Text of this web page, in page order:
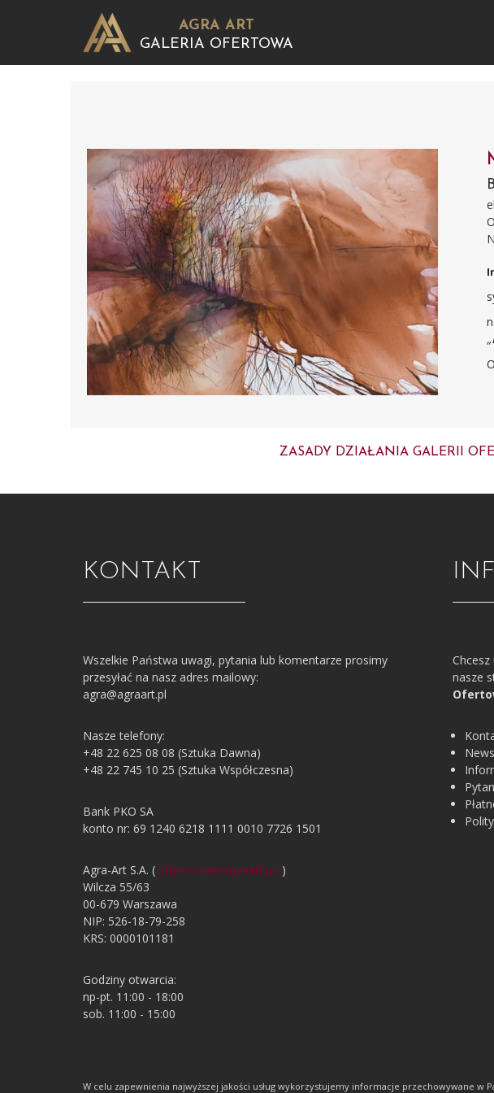
AGRA ART
GALERIA OFERTOWA
ZASADY DZIAŁANIA GALERII
nasze
KONTAKT
Wszelkie Państwa uwagi, pytania lub komentarze prosimy
przesyłać na nasz adres mailowy:
agra@agraart.pl
Nasze telefony:
+48 22 625 08 08 (Sztuka Dawna)
+48 22 745 10 25 (Sztuka Współczesna)
Bank PKO SA
konto nr: 69 1240 6218 1111 0010 7726 1501
Agra-Art S.A. ( https://www.agraart.pl/ )
Wilcza 55/63
00-679 Warszawa
NIP: 526-18-79-258
KRS: 0000101181
Godziny otwarcia:
np-pt. 11:00 - 18:00
sob. 11:00 - 15:00
W celu zapewnienia najwyższej jakości usług wykorzystujemy informacje przechowywane w